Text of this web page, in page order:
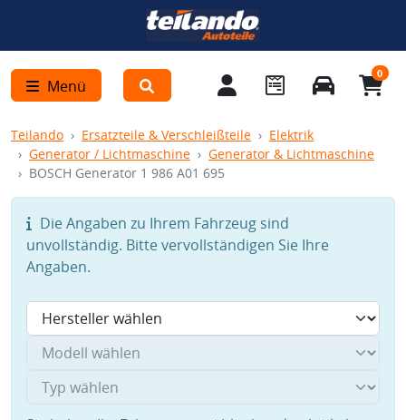
Menü
0
Teilando Ersatzteile & Verschleißteile
Elektrik
Generator / Lichtmaschine
Generator & Lichtmaschine
BOSCH Generator 1 986 A01 695
Die Angaben zu Ihrem Fahrzeug sind
unvollständig. Bitte vervollständigen Sie Ihre
Angaben.